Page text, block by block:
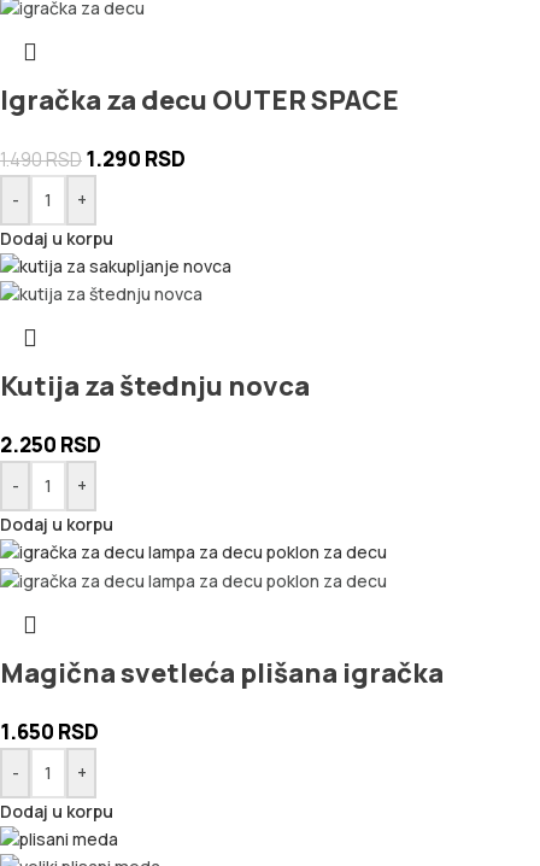
Igračka za decu OUTER SPACE
1.490RSD1.290 RSD
-
+
Dodaj u korpu
Kutija za štednju novca
2.250 RSD
-
+
Dodaj u korpu
Magična svetleća plišana igračka
1.650 RSD
-
+
Dodaj u korpu